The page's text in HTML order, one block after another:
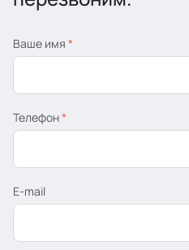
Ваше имя *
Телефон*
E-mail